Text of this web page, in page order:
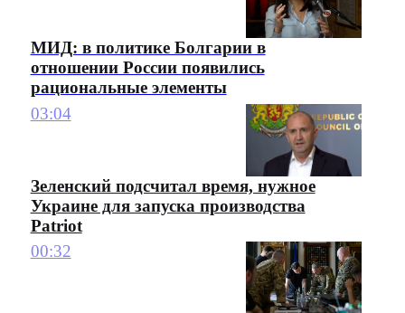
МИД: в политике Болгарии в
отношении России появились
рациональные элементы
03:04
Зеленский подсчитал время, нужное
Украине для запуска производства
Patriot
00:32